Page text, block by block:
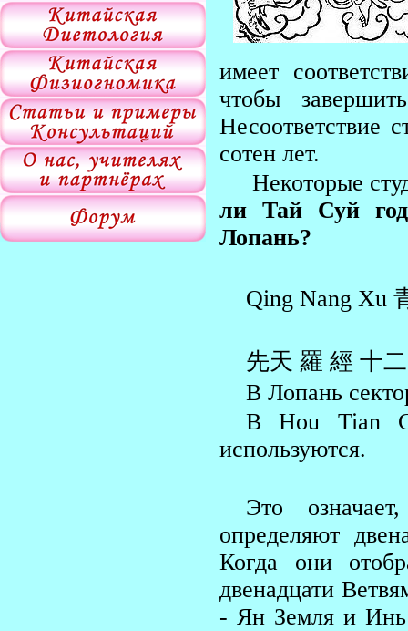
имеет
чтобы
Несоответствие
сотен лет.
Некоторые
ли Тай Суй
Лопань?
Qing Nang Xu
先天 羅 經 十
В Лопань
В Hou Tian
используются.
Это
определяют
Когда они
двенадцати
- Ян Земля и Инь